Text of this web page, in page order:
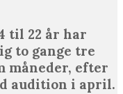
til 22 år har
to gange tre
måneder, efter
audition i april.